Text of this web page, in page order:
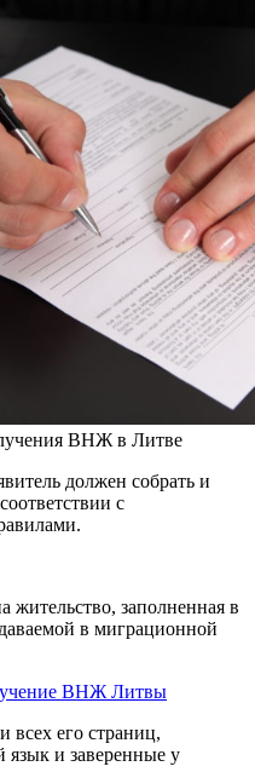
ВНЖ в Литве
должен собрать и
с
жительство, заполненная в
в миграционной
ВНЖ Литвы
всех его страниц,
язык и заверенные у